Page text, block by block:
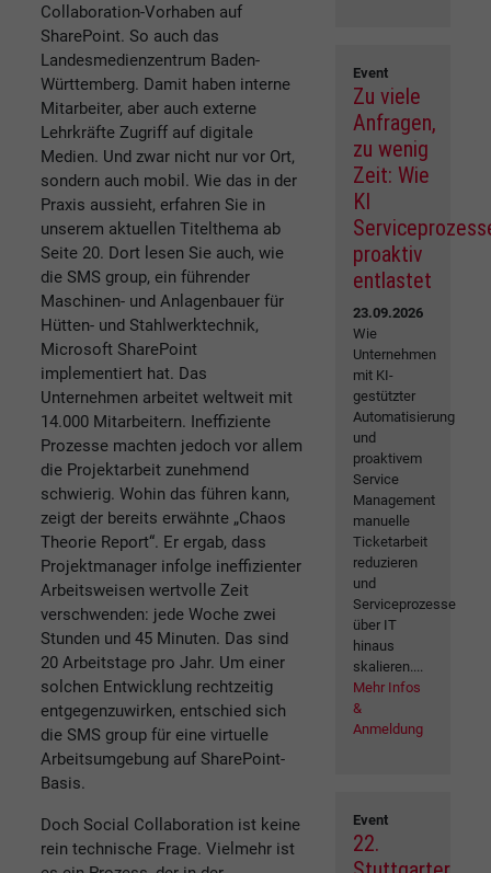
Collaboration-Vorhaben auf
SharePoint. So auch das
Landesmedienzentrum Baden-
Württemberg. Damit haben interne
Mitarbeiter, aber auch externe
Lehrkräfte Zugriff auf digitale
Medien. Und zwar nicht nur vor Ort,
sondern auch mobil. Wie das in der
Praxis aussieht, erfahren Sie in
unserem aktuellen Titelthema ab
Seite 20. Dort lesen Sie auch, wie
die SMS group, ein führender
Maschinen- und Anlagenbauer für
Hütten- und Stahlwerktechnik,
Microsoft SharePoint
implementiert hat. Das
Unternehmen arbeitet weltweit mit
14.000 Mitarbeitern. Ineffiziente
Prozesse machten jedoch vor allem
die Projektarbeit zunehmend
schwierig. Wohin das führen kann,
zeigt der bereits erwähnte „Chaos
Theorie Report“. Er ergab, dass
Projektmanager infolge ineffizienter
Arbeitsweisen wertvolle Zeit
verschwenden: jede Woche zwei
Stunden und 45 Minuten. Das sind
20 Arbeitstage pro Jahr. Um einer
solchen Entwicklung rechtzeitig
entgegenzuwirken, entschied sich
die SMS group für eine virtuelle
Arbeitsumgebung auf SharePoint-
Basis.
Doch Social Collaboration ist keine
rein technische Frage. Vielmehr ist
Event
Zu viele
Anfragen,
zu wenig
Zeit: Wie
KI
proaktiv
entlastet
23.09.2026
Wie
Unternehmen
mit KI-
gestützter
Automatisierung
und
proaktivem
Service
Management
manuelle
Ticketarbeit
reduzieren
und
Serviceprozesse
über IT
hinaus
skalieren....
Mehr Infos
&
Anmeldung
Event
22.